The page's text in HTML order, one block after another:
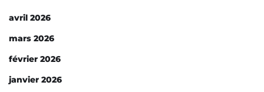
avril 2026
mars 2026
février 2026
janvier 2026